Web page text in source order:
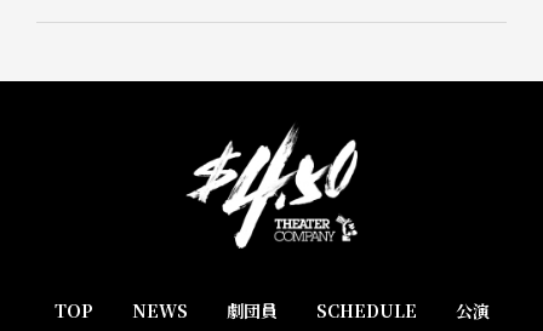
TOP NEWS 劇団員 SCHEDULE 公演